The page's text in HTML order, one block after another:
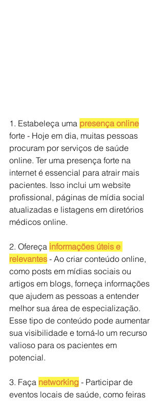
1. Estabeleça uma presença online
forte - Hoje em dia, muitas pessoas
procuram por serviços de saúde
online. Ter uma presença forte na
internet é essencial para atrair mais
pacientes. Isso inclui um website
profissional, páginas de mídia social
atualizadas e listagens em diretórios
médicos online.
2. Ofereça informações úteis e
relevantes - Ao criar conteúdo online,
como posts em mídias sociais ou
artigos em blogs, forneça informações
que ajudem as pessoas a entender
melhor sua área de especialização.
Esse tipo de conteúdo pode aumentar
sua visibilidade e torná-lo um recurso
valioso para os pacientes em
potencial.
3. Faça networking - Participar de
eventos locais de saúde, como feiras